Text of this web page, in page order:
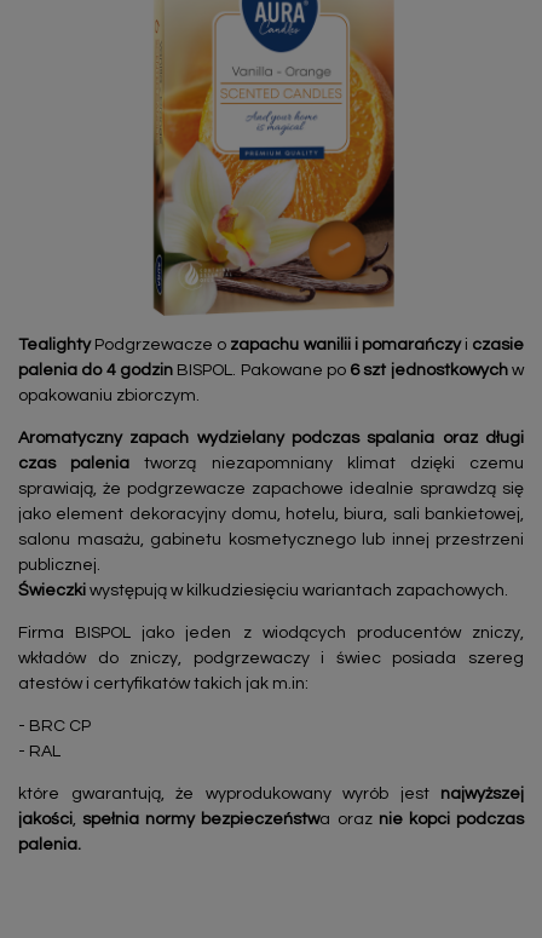
TealightyPodgrzewacze o zapachu wanilii i pomarańczyi czasie
palenia do 4 godzinBISPOL. Pakowane po 6 szt jednostkowychw
opakowaniu zbiorczym.
Aromatyczny zapach wydzielany podczas spalania oraz długi
czas palenia tworzą niezapomniany klimat dzięki czemu
sprawiają, że podgrzewacze zapachowe idealnie sprawdzą się
jako element dekoracyjny domu, hotelu, biura, sali bankietowej,
salonu masażu, gabinetu kosmetycznego lub innej przestrzeni
publicznej.
Świeczki występują w kilkudziesięciu wariantach zapachowych.
Firma BISPOL jako jeden z wiodących producentów zniczy,
wkładów do zniczy, podgrzewaczy i świec posiada szereg
atestów i certyfikatów takich jak m.in:
- BRC CP
- RAL
które gwarantują, że wyprodukowany wyrób jest najwyższej
jakości,spełnia normy bezpieczeństwa oraz nie kopci podczas
palenia.